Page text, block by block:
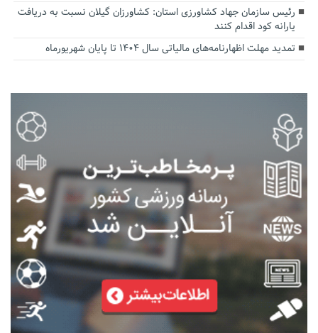
رئیس سازمان جهاد کشاورزی استان: کشاورزان گیلان نسبت به دریافت
یارانه کود اقدام کنند
تمدید مهلت اظهارنامه‌های مالیاتی سال ۱۴۰۴ تا پایان شهریورماه